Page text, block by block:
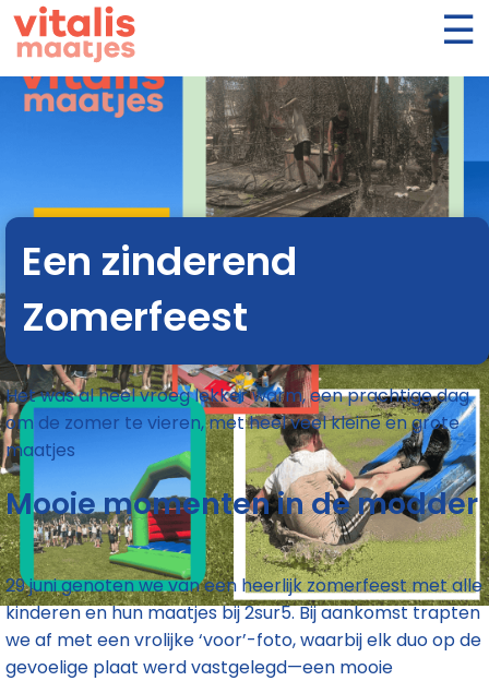
Een zinderend
Zomerfeest
Het was al heel vroeg lekker warm, een prachtige dag
om de zomer te vieren, met heel veel kleine en grote
maatjes
Mooie momenten in de modder
29 juni genoten we van een heerlijk zomerfeest met alle
kinderen en hun maatjes bij 2sur5. Bij aankomst trapten
we af met een vrolijke ‘voor’-foto, waarbij elk duo op de
gevoelige plaat werd vastgelegd—een mooie